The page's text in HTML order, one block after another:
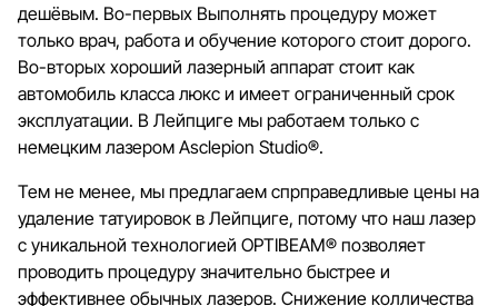
дешёвым. Во-первых Выполнять процедуру может
только врач, работа и обучение которого стоит дорого.
Во-вторых хороший лазерный аппарат стоит как
автомобиль класса люкс и имеет ограниченный срок
эксплуатации. В Лейпциге мы работаем только с
немецким лазером Asclepion Studio®.
Тем не менее, мы предлагаем спрправедливые цены на
удаление татуировок в Лейпциге, потому что наш лазер
с уникальной технологией OPTIBEAM® позволяет
проводить процедуру значительно быстрее и
эффективнее обычных лазеров. Снижение колличества